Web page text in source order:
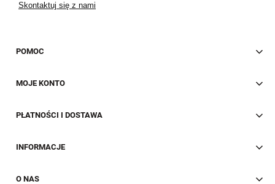
Skontaktuj się z nami
POMOC
MOJE KONTO
PŁATNOŚCI I DOSTAWA
INFORMACJE
O NAS